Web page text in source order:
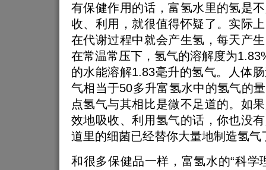
有保健作用的话，富氢水里的氢是
收、利用，就很值得怀疑了。实际
在代谢过程中就会产生氢，每天产
在常温常压下，氢气的溶解度为
的水能溶解1.83毫升的氢气。人体
气相当于50多升富氢水中的氢气的
点氢气与其相比是微不足道的。如
效地吸收、利用氢气的话，你也没
道里的细菌已经替你大量地制造氢气
和很多保健品一样，富氢水的“科学